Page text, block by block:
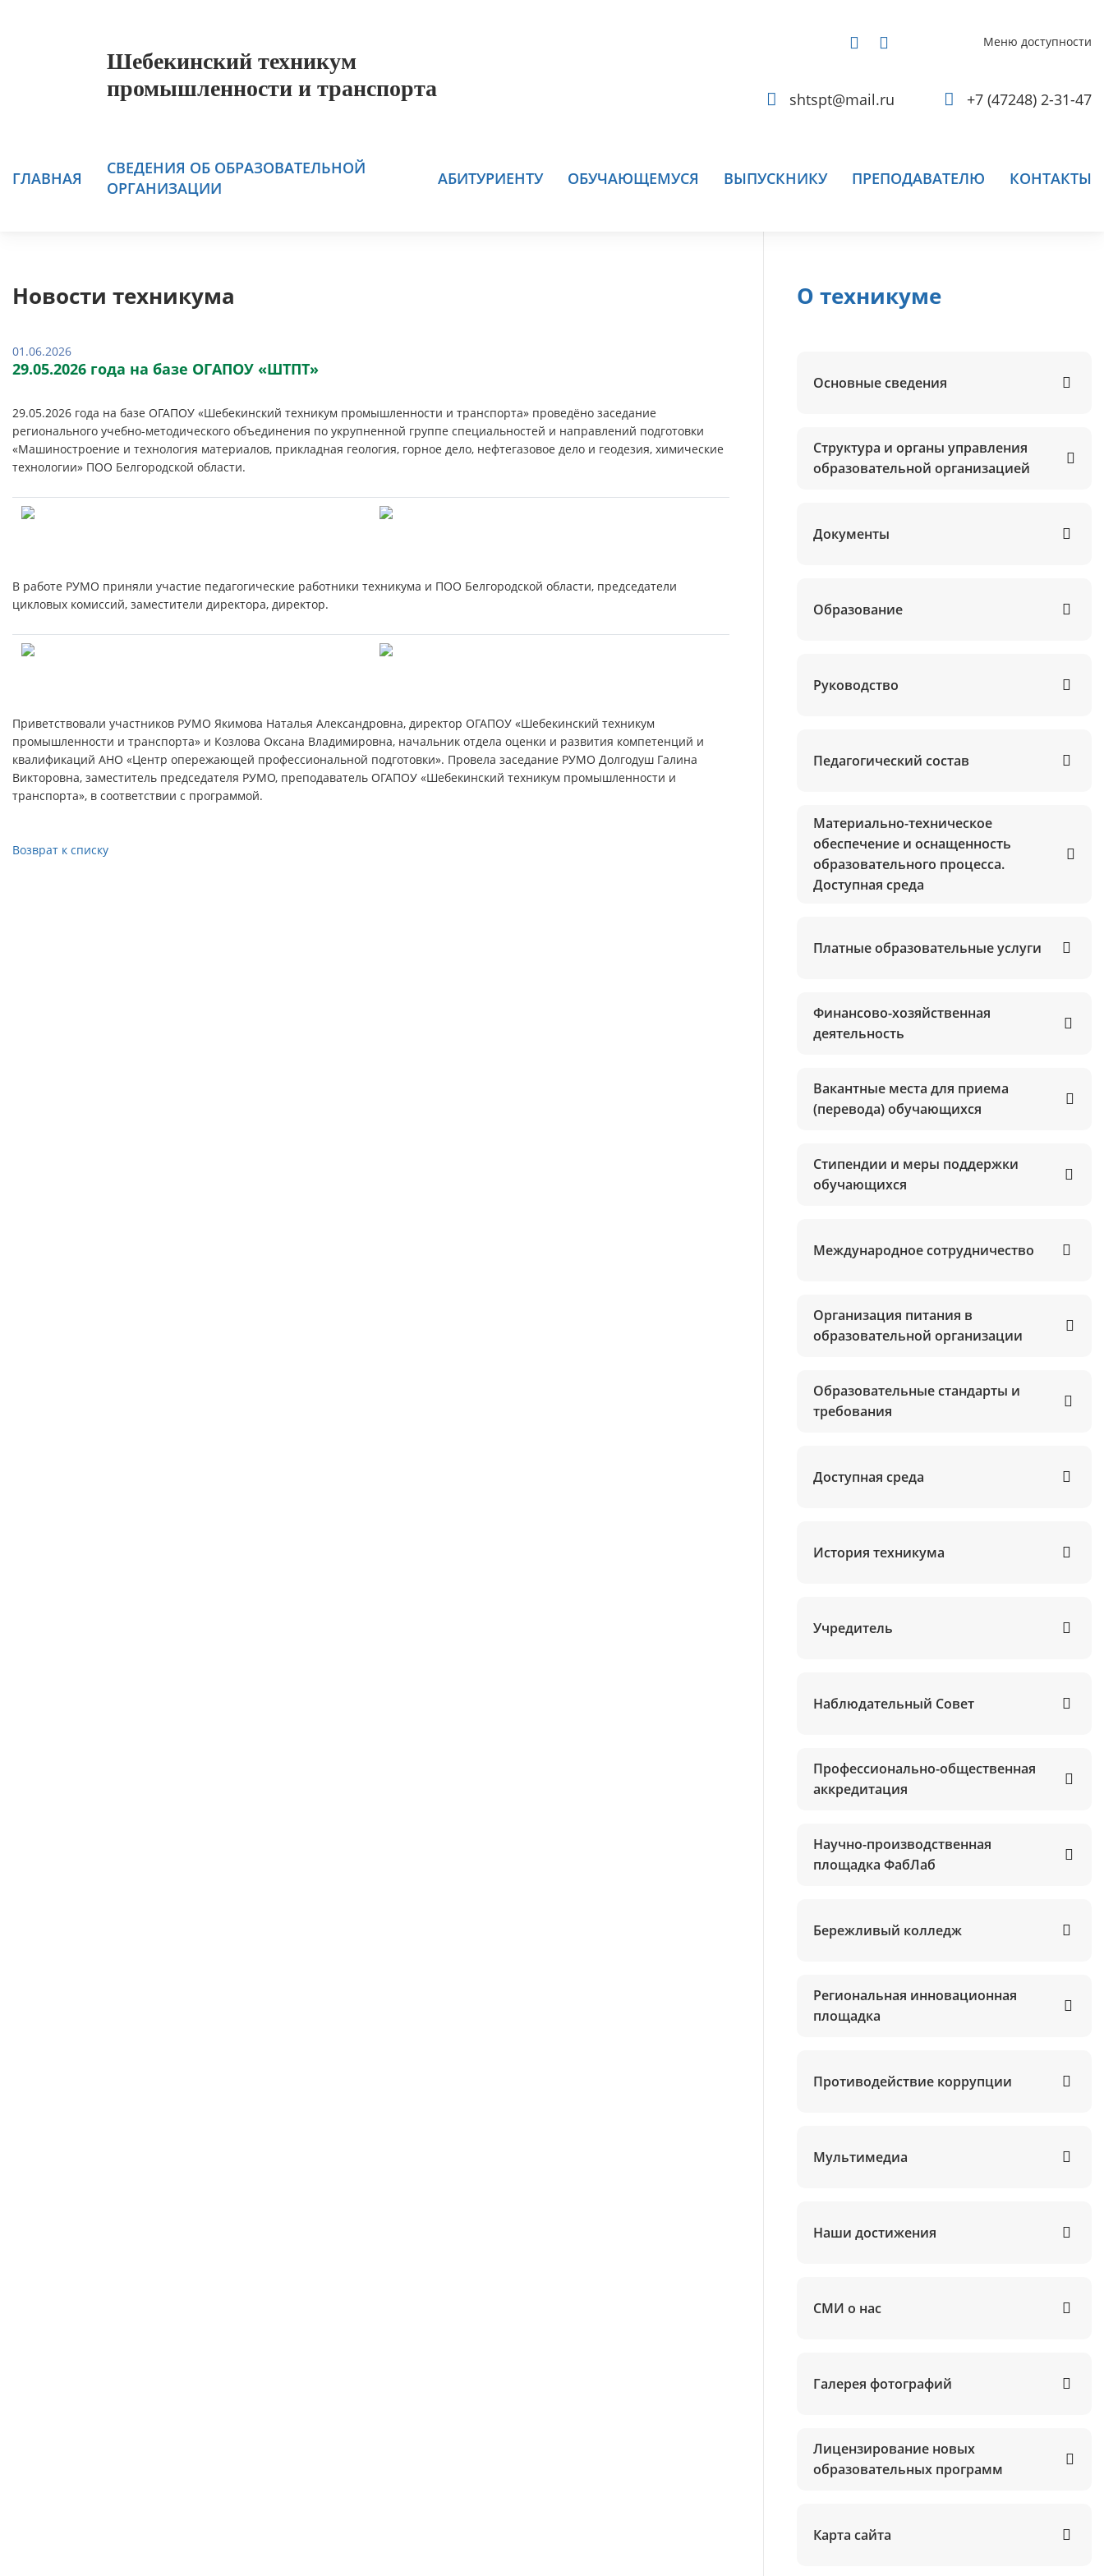
Шебекинский техникум
промышленности и транспорта
Меню доступности
shtspt@mail.ru +7 (47248) 2-31-47
ГЛАВНАЯ
СВЕДЕНИЯ ОБ ОБРАЗОВАТЕЛЬНОЙ
ОРГАНИЗАЦИИ
АБИТУРИЕНТУ ОБУЧАЮЩЕМУСЯ ВЫПУСКНИКУ ПРЕПОДАВАТЕЛЮ КОНТАКТЫ
Новости техникума
01.06.2026
29.05.2026 года на базе ОГАПОУ «ШТПТ»
29.05.2026 года на базе ОГАПОУ «Шебекинский техникум промышленности и транспорта» проведёно заседание
регионального учебно-методического объединения по укрупненной группе специальностей и направлений подготовки
«Машиностроение и технология материалов, прикладная геология, горное дело, нефтегазовое дело и геодезия, химические
технологии» ПОО Белгородской области.
В работе РУМО приняли участие педагогические работники техникума и ПОО Белгородской области, председатели
цикловых комиссий, заместители директора, директор.
Приветствовали участников РУМО Якимова Наталья Александровна, директор ОГАПОУ «Шебекинский техникум
промышленности и транспорта» и Козлова Оксана Владимировна, начальник отдела оценки и развития компетенций и
квалификаций АНО «Центр опережающей профессиональной подготовки». Провела заседание РУМО Долгодуш Галина
Викторовна, заместитель председателя РУМО, преподаватель ОГАПОУ «Шебекинский техникум промышленности и
транспорта», в соответствии с программой.
Возврат к списку
О техникуме
Основные сведения
Структура и органы управления
образовательной организацией
Документы
Образование
Руководство
Педагогический состав
Материально-техническое
обеспечение и оснащенность
образовательного процесса.
Доступная среда
Платные образовательные услуги
Финансово-хозяйственная
деятельность
Вакантные места для приема
(перевода) обучающихся
Стипендии и меры поддержки
обучающихся
Международное сотрудничество
Организация питания в
образовательной организации
Образовательные стандарты и
требования
Доступная среда
История техникума
Учредитель
Наблюдательный Совет
Профессионально-общественная
аккредитация
Научно-производственная
площадка ФабЛаб
Бережливый колледж
Региональная инновационная
площадка
Противодействие коррупции
Мультимедиа
Наши достижения
СМИ о нас
Галерея фотографий
Лицензирование новых
образовательных программ
Карта сайта